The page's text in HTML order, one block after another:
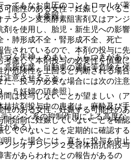
能性のある女性：妊娠しているこ
テンシン変換酵素阻害剤又はアンジ
剤を使用し、胎児・新生児への影響
・肺形成不全・腎形成不全、死亡
告されているので、本剤の投与に先
考慮して本剤投与の必要性を慎重に
が危険性を上回ると判断される場合
た、投与が必要な場合には次の注意
．５妊婦の項参照〕。
のある女性：妊娠する可能性のあ
開始前に妊娠していないことを確認
していないことを定期的に確認する
明した場合には、直ちに投与を中止
ってもなお血圧のコントロールが著
〔１０．１参照〕。
く失神、めまい、ふらつきがあら
高所作業、自動車の運転等危険を伴
注意させること。
は投与しないことが望ましい（ア
拮抗剤投与中の患者は、麻酔及び手
ンシン系の抑制作用による高度な
がある）。
ジオテンシン２受容体拮抗剤投与
害があらわれたとの報告があるの